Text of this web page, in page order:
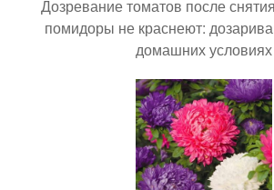
Дозревание томатов после
помидоры не краснеют:
домашних условиях